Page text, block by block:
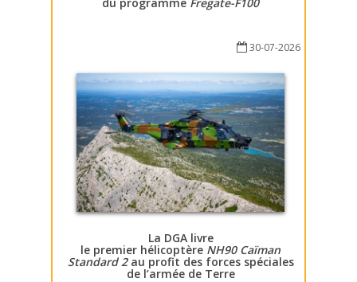
30-07-2026
La DGA livre
le premier hélicoptère NH90 Caïman
Standard 2au profit des forces spéciales
de l’armée de Terre